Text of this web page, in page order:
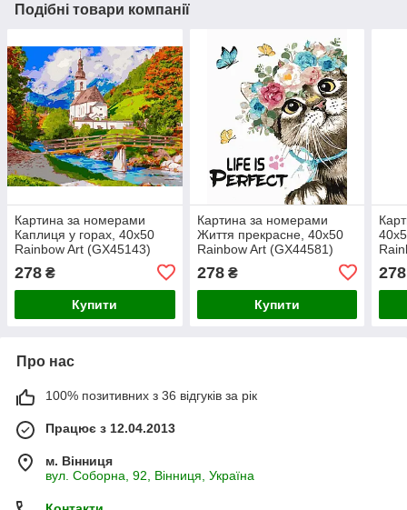
Подібні товари компанії
Картина за номерами
Каплиця у горах, 40х50
Rainbow Art (GX45143)
278 ₴
Купити
Картина за номерами
Життя прекрасне, 40х50
Rainbow Art (GX44581)
278₴
Купити
278
Про нас
100% позитивних з 36 відгуків за рік
Працює з 12.04.2013
м. Вінниця
вул. Соборна, 92, Вінниця, Україна